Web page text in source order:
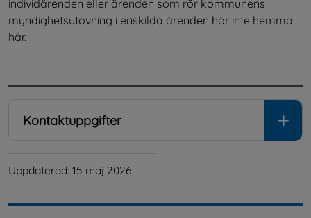
individärenden eller ärenden som rör kommunens
myndighetsutövning i enskilda ärenden hör inte hemma
här.
Kontaktuppgifter
Uppdaterad: 15 maj 2026